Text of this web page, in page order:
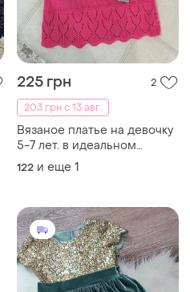
225 грн
2
203 грн с 13 авг.
Вязаное платье на девочку
5-7 лет. в идеальном
состоянии.
122 и еще 1